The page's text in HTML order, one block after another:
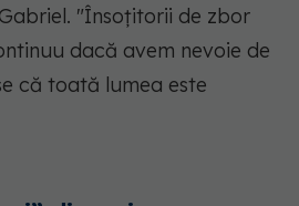
"Însoțitorii de zbor
dacă avem nevoie de
că toată lumea este